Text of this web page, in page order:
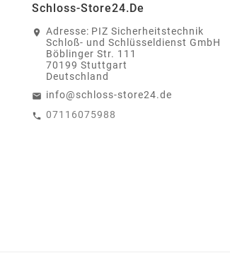
Schloss-Store24.de
Adresse: PIZ Sicherheitstechnik
Schloß- und Schlüsseldienst GmbH
Böblinger Str. 111
70199 Stuttgart
Deutschland
info@schloss-store24.de
07116075988